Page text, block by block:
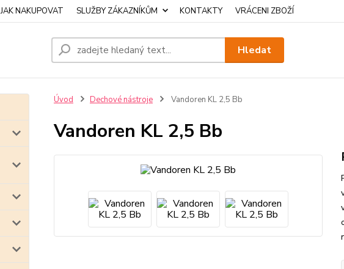
JAK NAKUPOVAT SLUŽBY ZÁKAZNÍKŮM KONTAKTY VRÁCENI ZBOŽÍ
Hledat
Úvod Dechové nástroje Vandoren KL 2,5 Bb
Vandoren KL 2,5 Bb